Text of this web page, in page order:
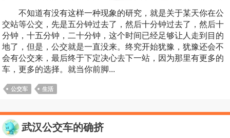
不知道有没有这样一种现象的研究，就是关于某天你在公
交站等公交，先是五分钟过去了，然后十分钟过去了，然后十
分钟，十五分钟，二十分钟，这个时间已经足够让人走到目的
地了，但是，公交就是一直没来。终究开始犹豫，犹豫还会不
会有公交来，最后终于下定决心去下一站，因为那里有更多的
车，更多的选择。就当你前脚...
公交车 生活
武汉公交车的确挤